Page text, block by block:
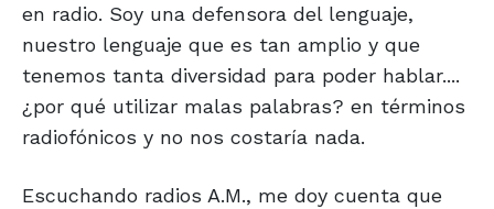
en radio. Soy una defensora del lenguaje,
nuestro lenguaje que es tan amplio y que
tenemos tanta diversidad para poder hablar....
¿por qué utilizar malas palabras? en términos
radiofónicos y no nos costaría nada.
Escuchando radios A.M., me doy cuenta que